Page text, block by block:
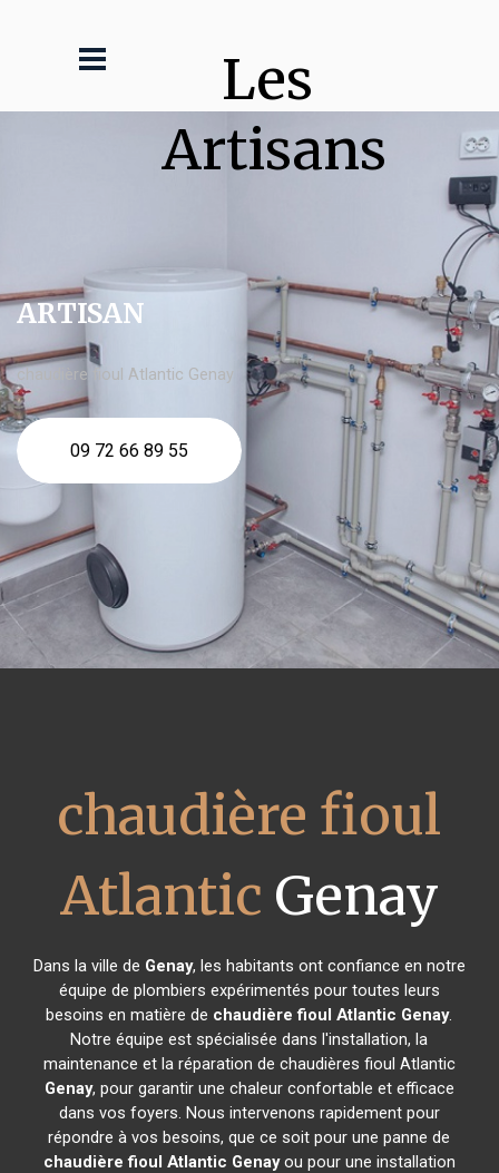
Les
Artisans
ARTISAN
chaudière fioul Atlantic Genay
09 72 66 89 55
chaudière fioul
Atlantic Genay
Dans la ville de Genay, les habitants ont confiance en notre
équipe de plombiers expérimentés pour toutes leurs
besoins en matière de chaudière fioul Atlantic Genay.
Notre équipe est spécialisée dans l'installation, la
maintenance et la réparation de chaudières fioul Atlantic
Genay, pour garantir une chaleur confortable et efficace
dans vos foyers. Nous intervenons rapidement pour
répondre à vos besoins, que ce soit pour une panne de
chaudière fioul Atlantic Genayou pour une installation